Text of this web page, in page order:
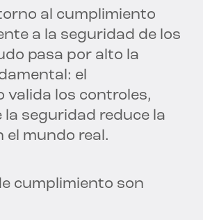
al cumplimiento
a la seguridad de los
pasa por alto la
el
valida los controles,
seguridad reduce la
el mundo real.
cumplimiento son